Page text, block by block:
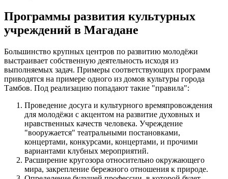
Программы развития культурных
учреждений в Магадане
Большинство крупных центров по развитию молодёжи
выстраивает собственную деятельность исходя из
выполняемых задач. Примеры соответствующих программ
приводятся на примере одного из домов культуры города
Тамбов. Под реализацию попадают такие "правила":
Проведение досуга и культурного времяпровождения
для молодёжи с акцентом на развитие духовных и
нравственных качеств человека. Учреждение
"вооружается" театральными постановками,
концертами, конкурсами, концертами, и прочими
вариантами клубных мероприятий.
Расширение кругозора относительно окружающего
мира, закрепление бережного отношения к природе.